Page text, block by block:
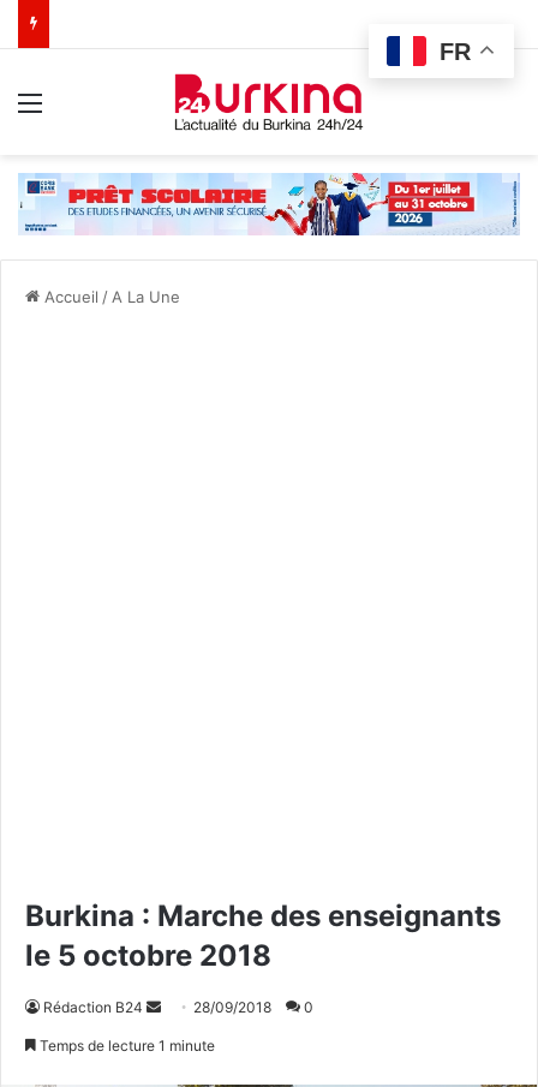
Accueil / A La Une
Burkina : Marche des enseignants
le 5 octobre 2018
Rédaction B24 28/09/2018 0
Temps de lecture 1 minute
FR